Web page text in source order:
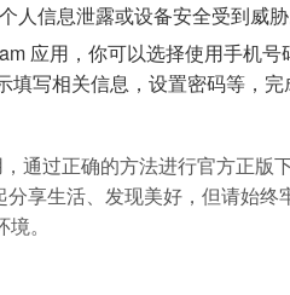
信息泄露或设备安全受到威胁
应用，你可以选择使用手机
写相关信息，设置密码等，
通过正确的方法进行官方正版
享生活、发现美好，但请始终
。